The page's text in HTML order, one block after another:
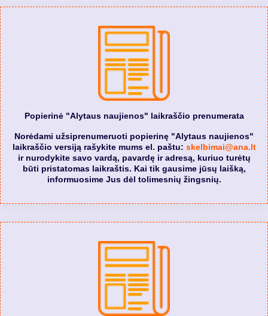
Popierinė "Alytaus naujienos" laikraščio prenumerata
Norėdami užsiprenumeruoti popierinę "Alytaus naujienos"
laikraščio versiją rašykite mums el. paštu: skelbimai@ana.lt
ir nurodykite savo vardą, pavardę ir adresą, kuriuo turėtų
būti pristatomas laikraštis. Kai tik gausime jūsų laišką,
informuosime Jus dėl tolimesnių žingsnių.